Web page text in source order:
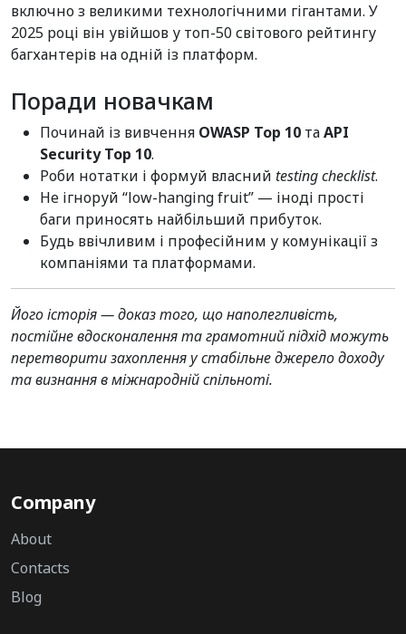
включно з великими технологічними гігантами. У
2025 році він увійшов у топ-50 світового рейтингу
багхантерів на одній із платформ.
Поради новачкам
Починай із вивчення OWASP Top 10 таAPI
Security Top 10.
Роби нотатки і формуй власний testing checklist.
Не ігноруй “low-hanging fruit” — іноді прості
баги приносять найбільший прибуток.
Будь ввічливим і професійним у комунікації з
компаніями та платформами.
Його історія — доказ того, що наполегливість,
постійне вдосконалення та грамотний підхід можуть
перетворити захоплення у стабільне джерело доходу
та визнання в міжнародній спільноті.
Company
About
Contacts
Blog